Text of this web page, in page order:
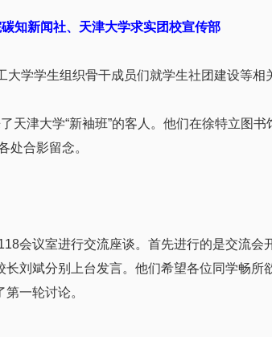
知新闻社、天津大学求实团校宣传部
学生组织骨干成员们就学生社团建设等相
津大学“新袖班”的客人。他们在徐特立图书
处合影留念。
会议室进行交流座谈。首先进行的是交流会
刘斌分别上台发言。他们希望各位同学畅所
一轮讨论。